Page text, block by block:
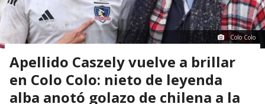
Colo Colo
Apellido Caszely vuelve a brillar
en Colo Colo: nieto de leyenda
alba anotó golazo de chilena a la